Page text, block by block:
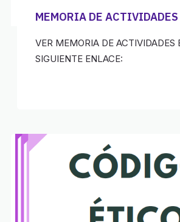
MEMORIA DE
VER MEMORIA DE ACTIVIDADES
SIGUIENTE ENLACE: